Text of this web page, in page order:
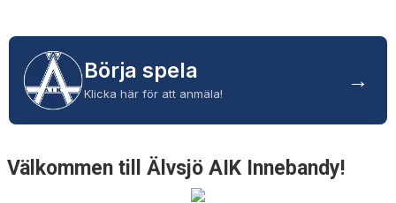
BÖRJA SPELA
KONTAKT
FÖRENINGSKALENDER
Börja spela
Klicka här för att anmäla!
→
Välkommen till Älvsjö AIK Innebandy!